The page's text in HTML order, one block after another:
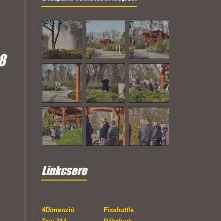
Linkcsere
4Dimenzió
Fixshuttle